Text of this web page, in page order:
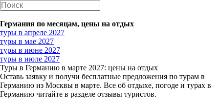
Германия по месяцам, цены на отдых
туры в апреле 2027
туры в мае 2027
туры в июне 2027
туры в июле 2027
Туры в Германию в марте 2027: цены на отдых
Оставь заявку и получи бесплатные предложения по турам в
Германию из Москвы в марте. Все об отдыхе, погоде и турах в
Германию читайте в разделе отзывы туристов.